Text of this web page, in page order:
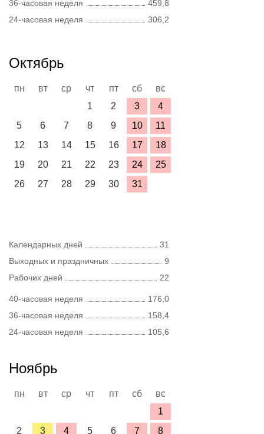
36-часовая неделя
459,8
24-часовая неделя
306,2
Октябрь
пн вт ср чт пт сб
вс
1
2 3
4
5
6 7 8 9 10
11
12
13 14 15 16 17
18
19
20 21 22 23 24
25
26
27 28 29 30 31
Календарных дней
31
Выходных и праздничных
9
Рабочих дней
22
40-часовая неделя
176,0
36-часовая неделя
158,4
24-часовая неделя
105,6
Ноябрь
пн вт ср чт пт сб
вс
1
2
3 4 5 6 7 8